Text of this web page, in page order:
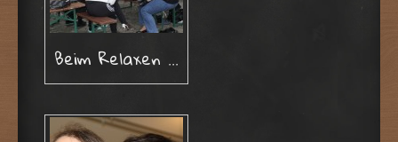
Beim Relaxen …